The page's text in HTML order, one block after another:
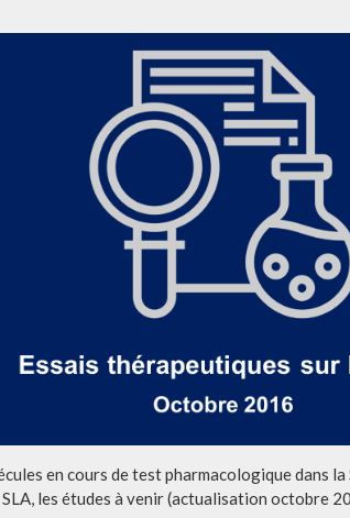
en cours de test pharmacologique dans
les études à venir (actualisation octobre